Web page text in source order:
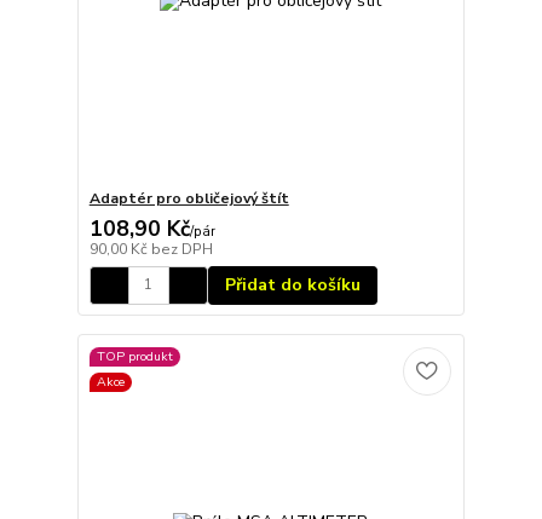
Adaptér pro obličejový štít
108,90 Kč/pár
90,00 Kč bez DPH
Přidat do košíku
TOP produkt
Akce